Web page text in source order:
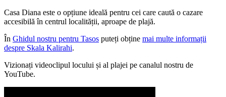
Casa Diana este o opțiune ideală pentru cei care caută o cazare
accesibilă în centrul localității, aproape de plajă.
În Ghidul nostru pentru Tasos puteți obține mai multe informații
despre Skala Kalirahi.
Vizionați videoclipul locului și al plajei pe canalul nostru de
YouTube.